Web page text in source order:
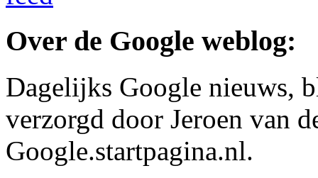
Over de Google weblog:
Dagelijks Google nieuws,
verzorgd door Jeroen van
Google.startpagina.nl.